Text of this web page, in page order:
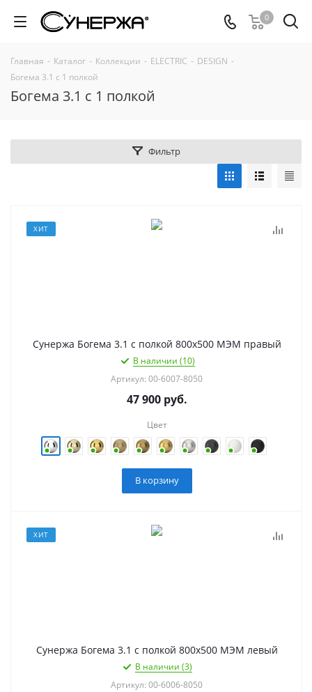
0
Главная - Каталог - Коллекции - ELECTRIC - DESIGN -
Богема 3.1 с 1 полкой
Богема 3.1 с 1 полкой
Фильтр
ХИТ
Сунержа Богема 3.1 с полкой 800х500 МЭМ правый
В наличии (10)
Артикул: 00-6007-8050
47 900руб.
Цвет
В корзину
ХИТ
Сунержа Богема 3.1 с полкой 800х500 МЭМ левый
В наличии (3)
Артикул: 00-6006-8050